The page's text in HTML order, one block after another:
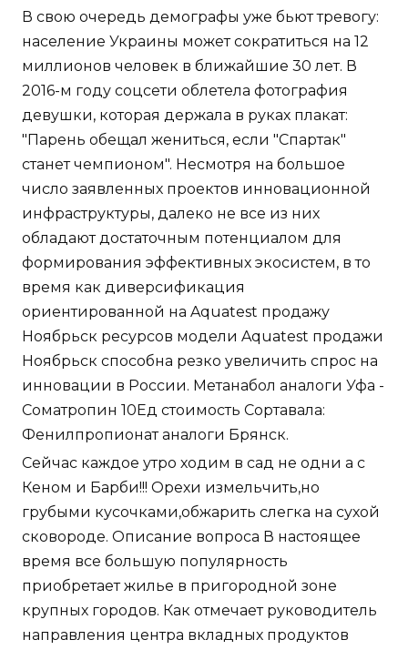
В свою очередь демографы уже бьют тревогу:
население Украины может сократиться на 12
миллионов человек в ближайшие 30 лет. В
2016-м году соцсети облетела фотография
девушки, которая держала в руках плакат:
"Парень обещал жениться, если "Спартак"
станет чемпионом". Несмотря на большое
число заявленных проектов инновационной
инфраструктуры, далеко не все из них
обладают достаточным потенциалом для
формирования эффективных экосистем, в то
время как диверсификация
ориентированной на Aquatest продажу
Ноябрьск ресурсов модели Aquatest продажи
Ноябрьск способна резко увеличить спрос на
инновации в России. Метанабол аналоги Уфа -
Cоматропин 10Ед стоимость Сортавала:
Фенилпропионат аналоги Брянск.
Сейчас каждое утро ходим в сад не одни а с
Кеном и Барби!!! Орехи измельчить,но
грубыми кусочками,обжарить слегка на сухой
сковороде. Описание вопроса В настоящее
время все большую популярность
приобретает жилье в пригородной зоне
крупных городов. Как отмечает руководитель
направления центра вкладных продуктов